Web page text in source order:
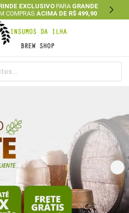
EXCLUSIVOPARA GRANDE
COMPRAS ACIMA DE R$ 499,90 Next